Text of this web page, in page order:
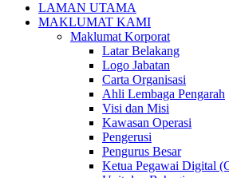
LAMAN UTAMA
MAKLUMAT KAMI
Maklumat Korporat
Latar Belakang
Logo Jabatan
Carta Organisasi
Ahli Lembaga Pengarah
Visi dan Misi
Kawasan Operasi
Pengerusi
Pengurus Besar
Ketua Pegawai Digital